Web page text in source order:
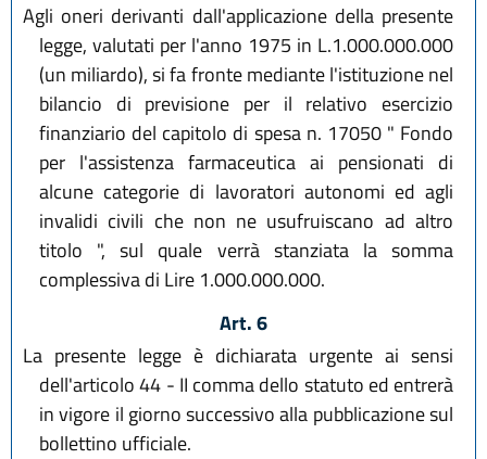
Agli oneri derivanti dall'applicazione della presente
legge, valutati per l'anno 1975 in L.1.000.000.000
(un miliardo), si fa fronte mediante l'istituzione nel
bilancio di previsione per il relativo esercizio
finanziario del capitolo di spesa n. 17050 " Fondo
per l'assistenza farmaceutica ai pensionati di
alcune categorie di lavoratori autonomi ed agli
invalidi civili che non ne usufruiscano ad altro
titolo ", sul quale verrà stanziata la somma
complessiva di Lire 1.000.000.000.
Art. 6
La presente legge è dichiarata urgente ai sensi
dell'articolo 44 - II comma dello statuto ed entrerà
in vigore il giorno successivo alla pubblicazione sul
bollettino ufficiale.